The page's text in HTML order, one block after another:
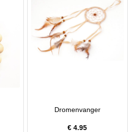
Dromenvanger
€4.95